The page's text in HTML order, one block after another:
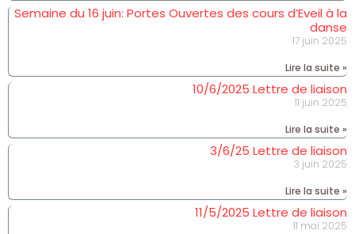
Semaine du 16 juin: Portes Ouvertes des cours d’Eveil à la
danse
17 juin 2025
Lire la suite »
10/6/2025 Lettre de liaison
11 juin 2025
Lire la suite »
3/6/25 Lettre de liaison
3 juin 2025
Lire la suite »
11/5/2025 Lettre de liaison
11 mai 2025